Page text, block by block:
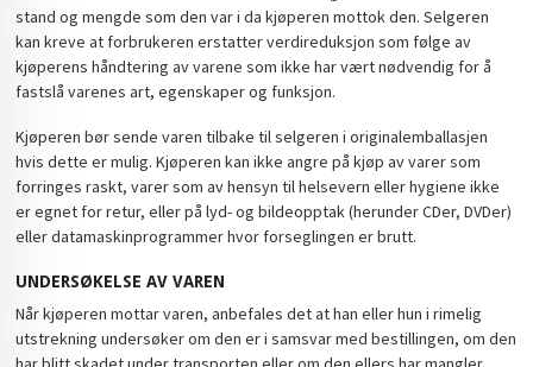
stand og mengde som den var i da kjøperen mottok den. Selgeren
kan kreve at forbrukeren erstatter verdireduksjon som følge av
kjøperens håndtering av varene som ikke har vært nødvendig for å
fastslå varenes art, egenskaper og funksjon.
Kjøperen bør sende varen tilbake til selgeren i originalemballasjen
hvis dette er mulig. Kjøperen kan ikke angre på kjøp av varer som
forringes raskt, varer som av hensyn til helsevern eller hygiene ikke
er egnet for retur, eller på lyd- og bildeopptak (herunder CDer, DVDer)
eller datamaskinprogrammer hvor forseglingen er brutt.
UNDERSØKELSE AV VAREN
Når kjøperen mottar varen, anbefales det at han eller hun i rimelig
utstrekning undersøker om den er i samsvar med bestillingen, om den